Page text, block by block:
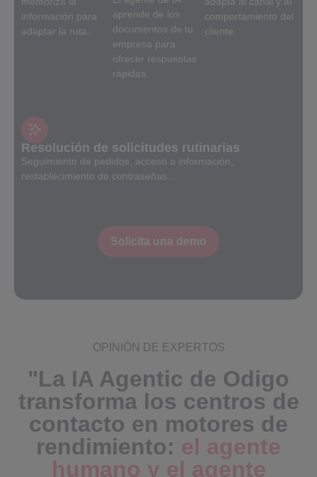
información para
adaptar la ruta.
aprende de los
documentos de tu
empresa para
ofrecer respuestas
rápidas.
comportamiento del
cliente.
Resolución de solicitudes rutinarias
Seguimiento de pedidos, acceso a información,
restablecimiento de contraseñas…
Solicita una demo
OPINIÓN DE EXPERTOS
"La IA Agentic de Odigo
transforma los centros de
contacto en motores de
rendimiento: el agente
humano y el agente